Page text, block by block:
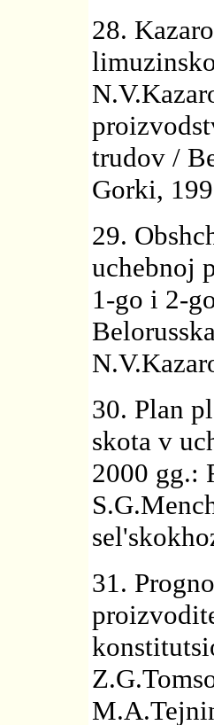
28.
trudov /
Gorki,
29.
uchebnoj
1-go i 2-
30. Plan
skota v
2000 gg.:
31.